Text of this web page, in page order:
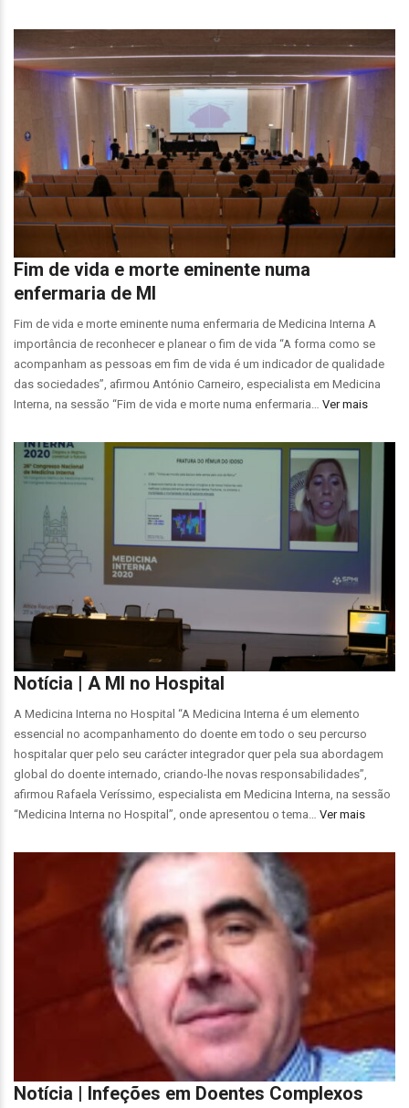
Fim de vida e morte eminente numa
enfermaria de MI
Fim de vida e morte eminente numa enfermaria de Medicina Interna A
importância de reconhecer e planear o fim de vida “A forma como se
acompanham as pessoas em fim de vida é um indicador de qualidade
das sociedades”, afirmou António Carneiro, especialista em Medicina
Interna, na sessão “Fim de vida e morte numa enfermaria… Ver mais
Notícia | A MI no Hospital
A Medicina Interna no Hospital “A Medicina Interna é um elemento
essencial no acompanhamento do doente em todo o seu percurso
hospitalar quer pelo seu carácter integrador quer pela sua abordagem
global do doente internado, criando-lhe novas responsabilidades”,
afirmou Rafaela Veríssimo, especialista em Medicina Interna, na sessão
“Medicina Interna no Hospital”, onde apresentou o tema… Ver mais
Notícia | Infeções em Doentes Complexos